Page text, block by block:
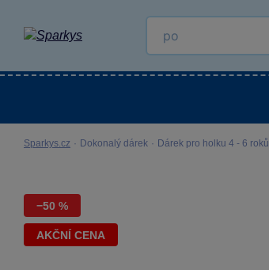
Sparkys.cz · Dokonalý dárek · Dárek pro holku 4 - 6 roků
−50 %
AKČNÍ CENA